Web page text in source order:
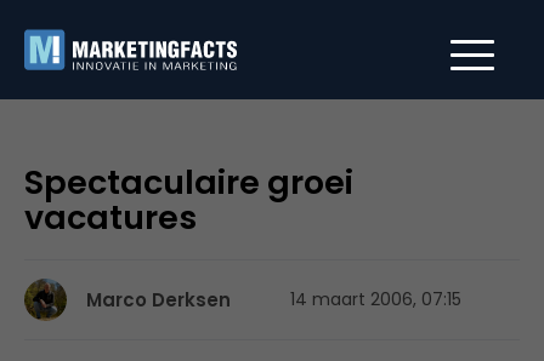
Spectaculaire groei
vacatures
Marco Derksen 14 maart 2006, 07:15